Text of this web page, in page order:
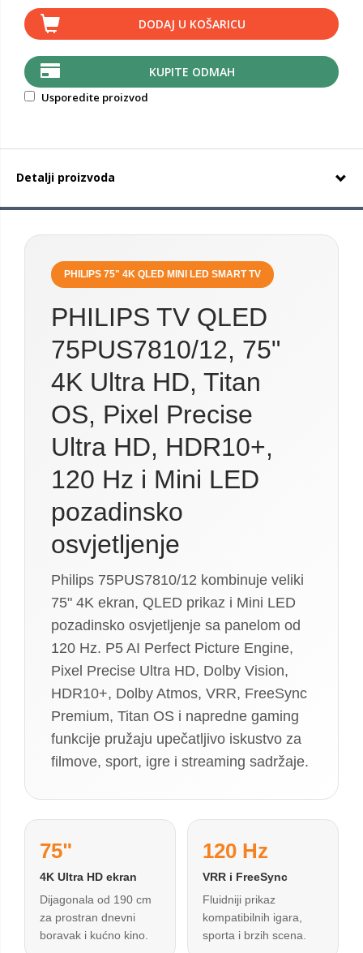
DODAJ U KOŠARICU
KUPITE ODMAH
Usporedite proizvod
Detalji proizvoda
PHILIPS 75" 4K QLED MINI LED SMART TV
PHILIPS TV QLED
75PUS7810/12, 75"
4K Ultra HD, Titan
OS, Pixel Precise
Ultra HD, HDR10+,
120 Hz i Mini LED
pozadinsko
osvjetljenje
Philips 75PUS7810/12 kombinuje veliki
75" 4K ekran, QLED prikaz i Mini LED
pozadinsko osvjetljenje sa panelom od
120 Hz. P5 AI Perfect Picture Engine,
Pixel Precise Ultra HD, Dolby Vision,
HDR10+, Dolby Atmos, VRR, FreeSync
Premium, Titan OS i napredne gaming
funkcije pružaju upečatljivo iskustvo za
filmove, sport, igre i streaming sadržaje.
75"
4K Ultra HD ekran
Dijagonala od 190 cm
za prostran dnevni
boravak i kućno kino.
120 Hz
VRR i FreeSync
Fluidniji prikaz
kompatibilnih igara,
sporta i brzih scena.